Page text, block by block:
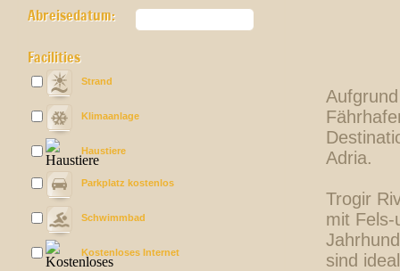
Abreisedatum:
Facilities
Strand
Klimaanlage
Haustiere
Parkplatz kostenlos
Schwimmbad
Kostenloses Internet
Adria.
Trogir
mit Fels-
sind